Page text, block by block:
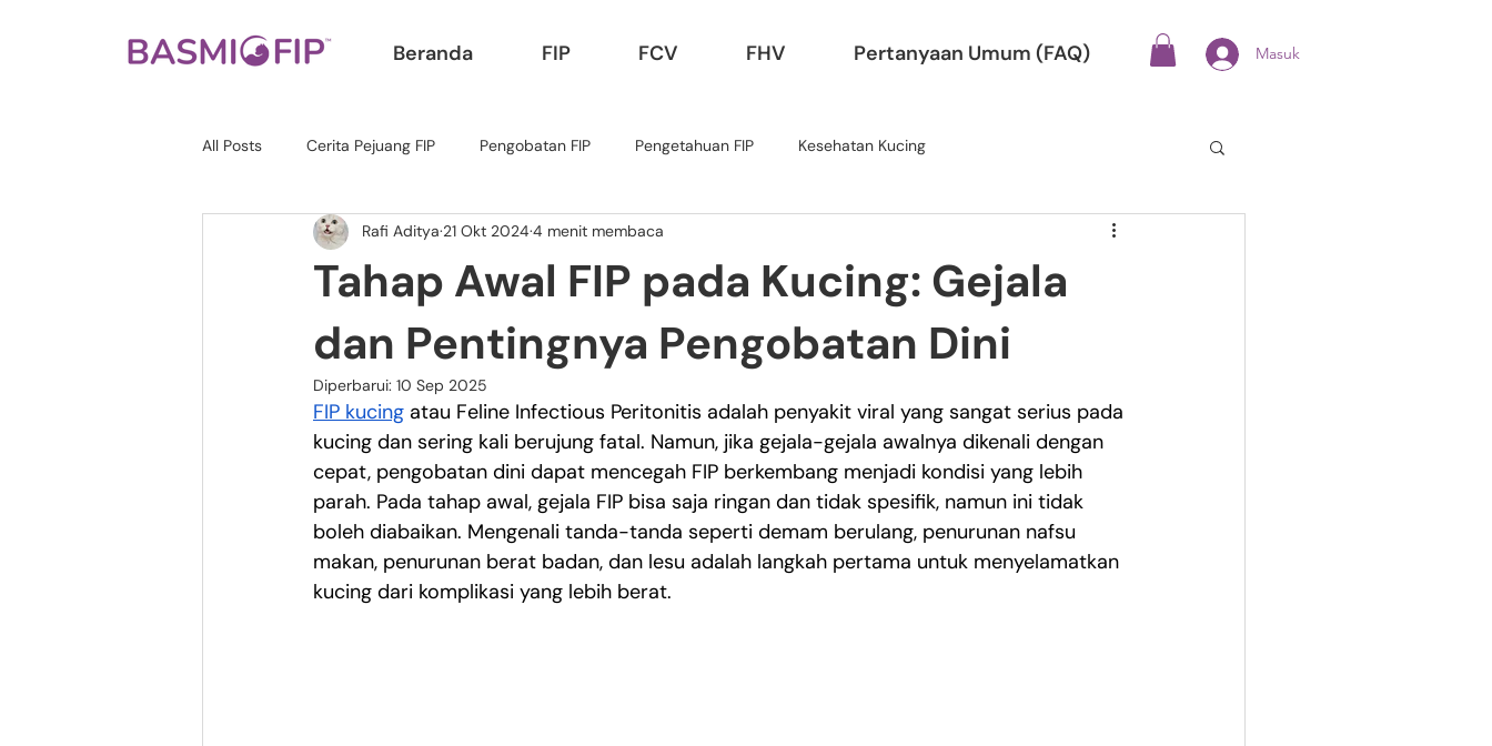
Beranda FIP FCV FHV Pertanyaan Umum (FAQ) Masuk
All Posts Cerita Pejuang FIP Pengobatan FIP Pengetahuan FIP Kesehatan Kucing
Tahap Awal FIP pada Kucing: Gejala
dan Pentingnya Pengobatan Dini
Rafi Aditya 21 Okt 2024 4 menit membaca
Diperbarui: 10 Sep 2025
FIP kucing atau Feline Infectious Peritonitis adalah penyakit viral yang sangat serius pada
kucing dan sering kali berujung fatal. Namun, jika gejala-gejala awalnya dikenali dengan
cepat, pengobatan dini dapat mencegah FIP berkembang menjadi kondisi yang lebih
parah. Pada tahap awal, gejala FIP bisa saja ringan dan tidak spesifik, namun ini tidak
boleh diabaikan. Mengenali tanda-tanda seperti demam berulang, penurunan nafsu
makan, penurunan berat badan, dan lesu adalah langkah pertama untuk menyelamatkan
kucing dari komplikasi yang lebih berat.